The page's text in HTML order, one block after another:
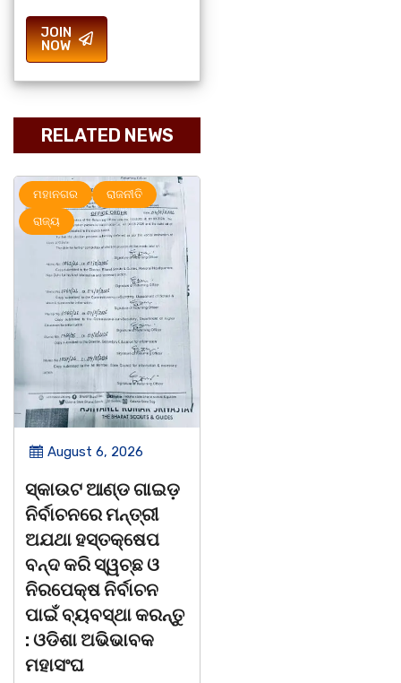
JOIN
NOW
RELATED NEWS
ରାଜ୍ୟ
August 6, 2026
ଅବସରପ୍ରାପ୍ତ
ଶିକ୍ଷୟିତ୍ରୀ ଶ୍ରୀମତୀ
ଅନ୍ନପୂର୍ଣ୍ଣା ମିଶ୍ରଙ୍କ
ଅବସରକାଳୀନ
ସମ୍ବର୍ଦ୍ଧନା
ଭଦ୍ରକ ବ୍ଲକ ଜଗଦଳପୁର